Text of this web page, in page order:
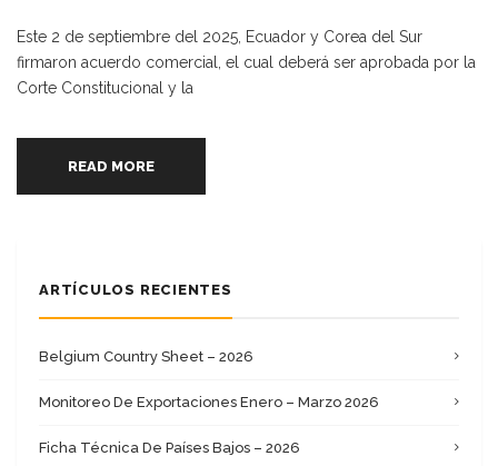
Este 2 de septiembre del 2025, Ecuador y Corea del Sur
firmaron acuerdo comercial, el cual deberá ser aprobada por la
Corte Constitucional y la
READ MORE
ARTÍCULOS RECIENTES
Belgium Country Sheet – 2026
Monitoreo De Exportaciones Enero – Marzo 2026
Ficha Técnica De Países Bajos – 2026